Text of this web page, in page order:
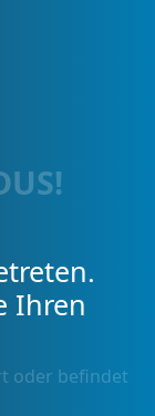
Ihren
oder befindet